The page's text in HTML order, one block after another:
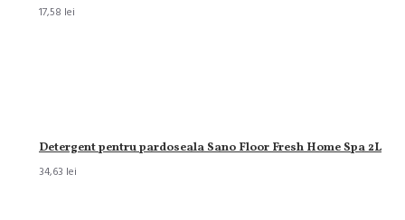
17,58 lei
Detergent pentru pardoseala Sano Floor Fresh Home Spa 2L
34,63 lei